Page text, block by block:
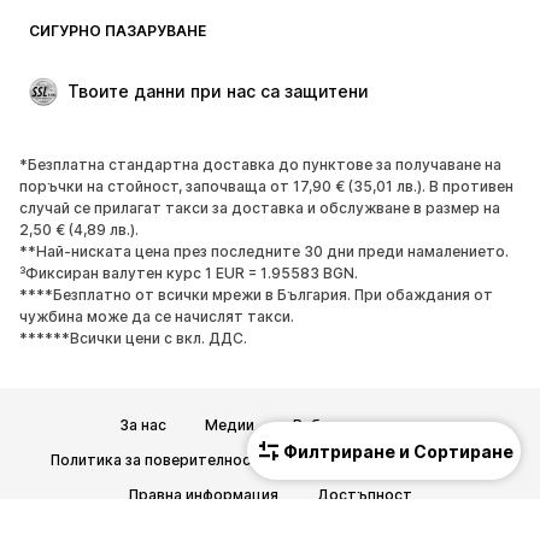
Филтриране и Сортиране
Специални Поводи
ОБУВКИ
НОВО
Популярно
Маратонки
Боти
Обувки с висок ток
Ботуши
Сандали
Ниски обувки
ЕКСКЛУЗИВНО
СИГУРНО ПАЗАРУВАНЕ
Твоите данни при нас са защитени
*Безплатна стандартна доставка до пунктове за получаване на
поръчки на стойност, започваща от 17,90 € (35,01 лв.). В противен
случай се прилагат такси за доставка и обслужване в размер на
2,50 € (4,89 лв.).
**Най-ниската цена през последните 30 дни преди намалението.
³Фиксиран валутен курс 1 EUR = 1.95583 BGN.
****Безплатно от всички мрежи в България. При обаждания от
чужбина може да се начислят такси.
******Всички цени с вкл. ДДС.
За нас Медии
Работни позиции
Политика за поверителност
Общи търговски условия
Правна информация
Достъпност